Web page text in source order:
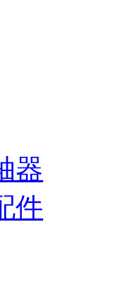
器
件